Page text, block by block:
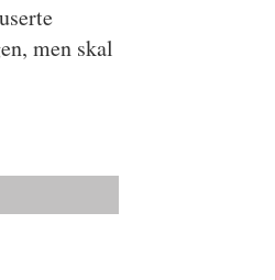
men skal